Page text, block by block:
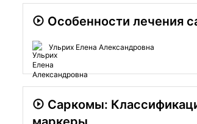
Особенности лечения
Ульрих Елена Александровна
Саркомы: